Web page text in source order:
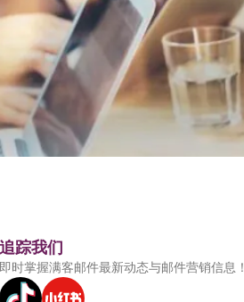
追踪我们
即时掌握满客邮件最新动态与邮件营销信息！